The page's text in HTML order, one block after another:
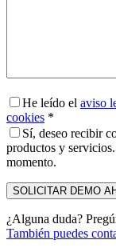
He leído el aviso
cookies *
Sí, deseo recibir
productos y
momento.
¿Alguna duda?
También puedes